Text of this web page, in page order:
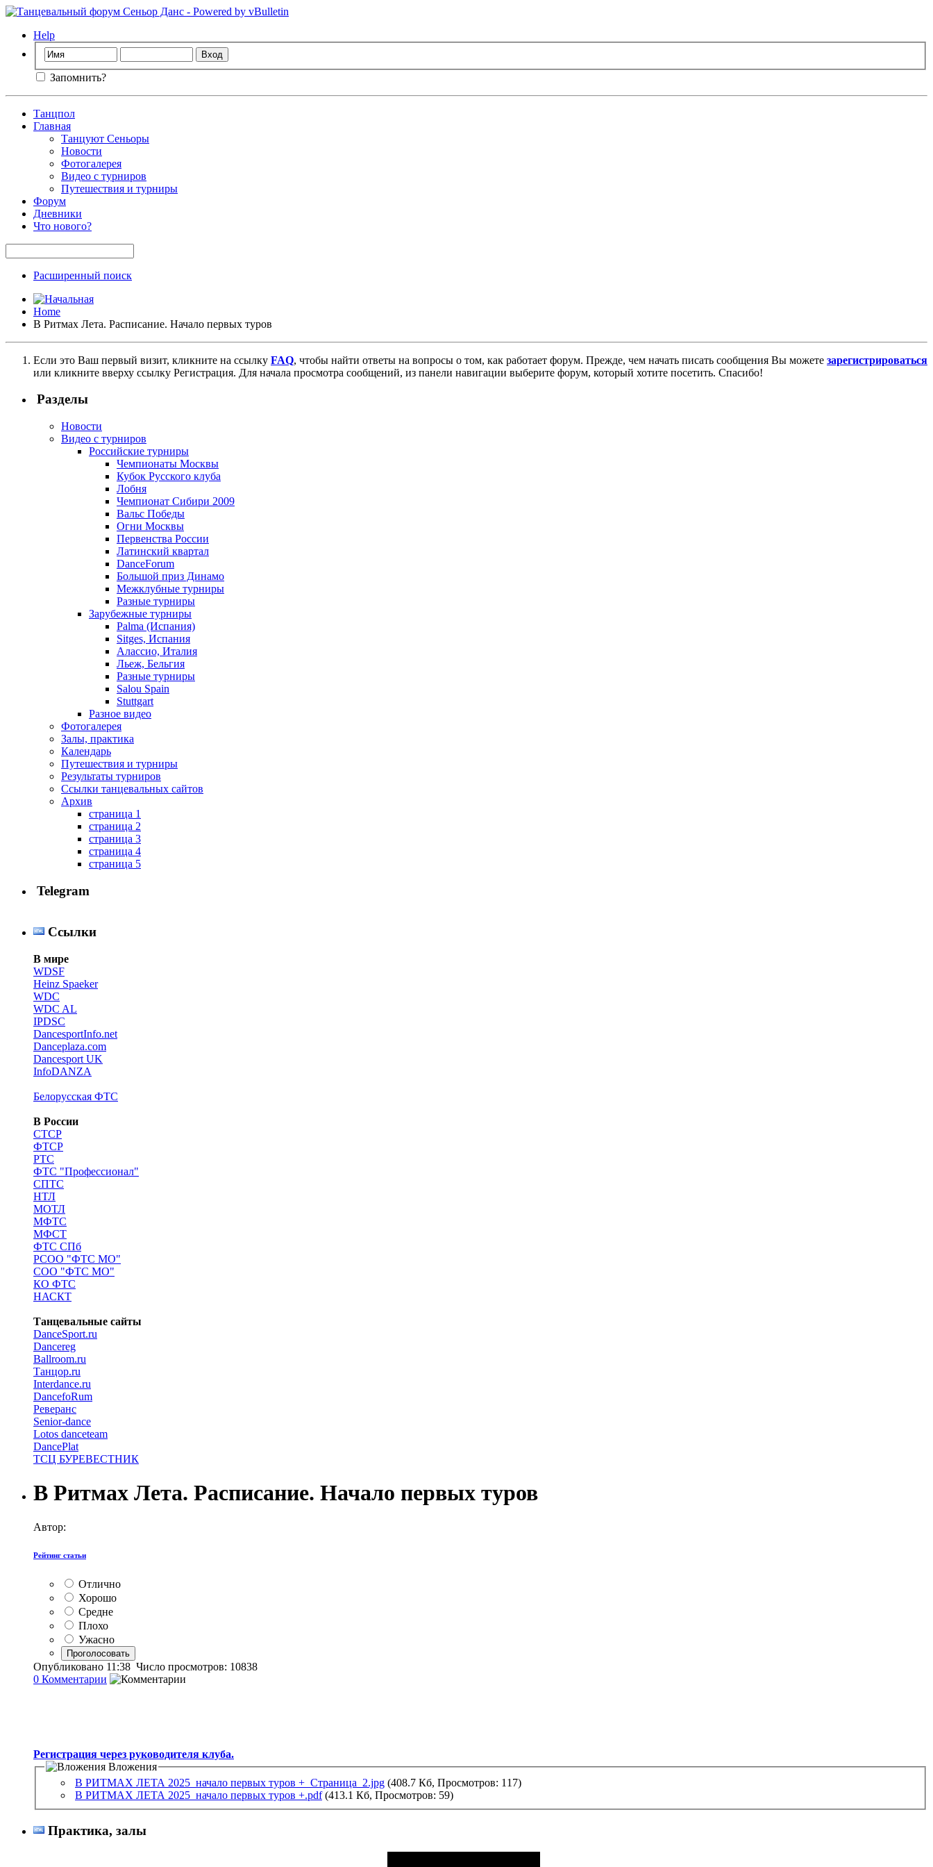
Help
Запомнить?
Танцпол
Главная
Танцуют Сеньоры
Новости
Фотогалерея
Видео с турниров
Путешествия и турниры
Форум
Дневники
Что нового?
Расширенный поиск
Home
В Ритмах Лета. Расписание. Начало первых туров
Если это Ваш первый визит, кликните на ссылку FAQ, чтобы найти ответы на вопросы о том, как работает форум. Прежде, чем начать писать сообщения Вы можете зарегистрироваться
или кликните вверху ссылку Регистрация. Для начала просмотра сообщений, из панели навигации выберите форум, который хотите посетить. Спасибо!
Разделы
Новости
Видео с турниров
Российские турниры
Чемпионаты Москвы
Кубок Русского клуба
Лобня
Чемпионат Сибири 2009
Вальс Победы
Огни Москвы
Первенства России
Латинский квартал
DanceForum
Большой приз Динамо
Межклубные турниры
Разные турниры
Зарубежные турниры
Palma (Испания)
Sitges, Испания
Алассио, Италия
Льеж, Бельгия
Разные турниры
Salou Spain
Stuttgart
Разное видео
Фотогалерея
Залы, практика
Календарь
Путешествия и турниры
Результаты турниров
Ссылки танцевальных сайтов
Архив
страница 1
страница 2
страница 3
страница 4
страница 5
Telegram
Ссылки
В мире
WDSF
Heinz Spaeker
WDC
WDC AL
IPDSC
DancesportInfo.net
Danceplaza.com
Dancesport UK
InfoDANZA
Белорусская ФТС
В России
CТСР
ФТСР
РТС
ФТС "Профессионал"
СПТС
НТЛ
МОТЛ
МФТС
МФСТ
ФТС СПб
РСОО "ФТС МО"
СОО "ФТС МО"
КО ФТС
НАСКТ
Танцевальные сайты
DanceSport.ru
Dancereg
Ballroom.ru
Танцор.ru
Interdance.ru
DancefoRum
Реверанс
Senior-dance
Lotos danceteam
DancePlat
ТСЦ БУРЕВЕСТНИК
В Ритмах Лета. Расписание. Начало первых туров
Автор:
Рейтинг статьи
Отлично
Хорошо
Средне
Плохо
Ужасно
Опубликовано 11:38 Число просмотров: 10838
0 Комментарии
Регистрация через руководителя клуба.
Вложения
В РИТМАХ ЛЕТА 2025_начало первых туров +_Страница_2.jpg (408.7 Кб, Просмотров: 117)
В РИТМАХ ЛЕТА 2025_начало первых туров +.pdf (413.1 Кб, Просмотров: 59)
Практика, залы